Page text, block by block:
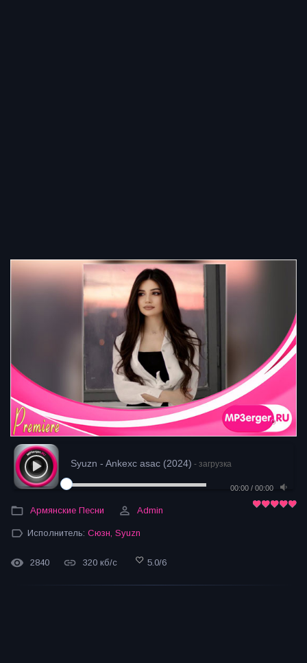
Syuzn - Ankexc asac (2024) - загрузка
00:00 / 00:00
Армянские Песни Admin
Исполнитель: Сюзн Syuzn
2840 320 кб/с 5.0/6